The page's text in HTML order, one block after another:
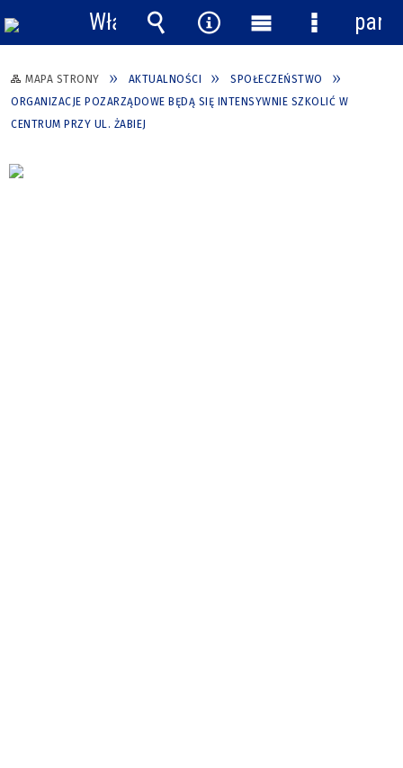
MAPA STRONY AKTUALNOŚCI
SPOŁECZEŃSTWO
ORGANIZACJE POZARZĄDOWE BĘDĄ SIĘ INTENSYWNIE SZKOLIĆ W
CENTRUM PRZY UL. ŻABIEJ
Włącz
powiadomienia
Wyszukiwarka
Narzędzia
Menu
główne
Menu
panel